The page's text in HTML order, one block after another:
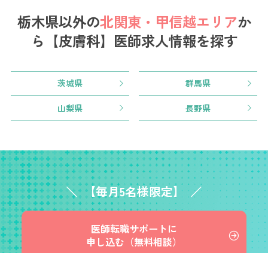
栃木県以外の北関東・甲信越エリアか
ら 【皮膚科】医師求人情報を探す
茨城県 群馬県
山梨県 長野県
【毎月5名様限定】
医師転職サポートに
申し込む（無料相談）